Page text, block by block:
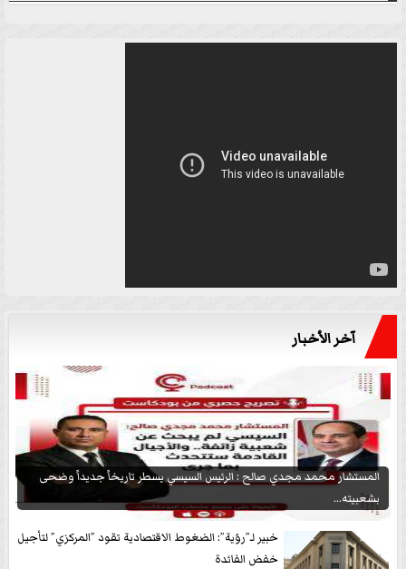
آخر الأخبار
المستشار محمد مجدي صالح : الرئيس السيسي يسطر تاريخاً جديداً وضحى
بشعبيته...
خبير لـ”رؤية”: الضغوط الاقتصادية تقود ”المركزي” لتأجيل
خفض الفائدة